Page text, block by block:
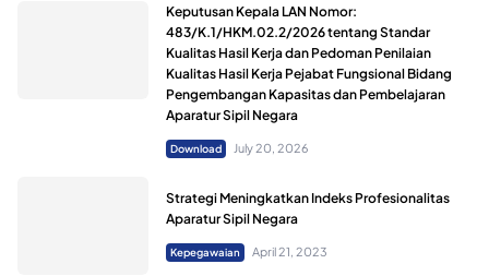
Keputusan Kepala LAN Nomor:
483/K.1/HKM.02.2/2026 tentang Standar
Kualitas Hasil Kerja dan Pedoman Penilaian
Kualitas Hasil Kerja Pejabat Fungsional Bidang
Pengembangan Kapasitas dan Pembelajaran
Aparatur Sipil Negara
Download July 20, 2026
Strategi Meningkatkan Indeks Profesionalitas
Aparatur Sipil Negara
Kepegawaian April 21, 2023